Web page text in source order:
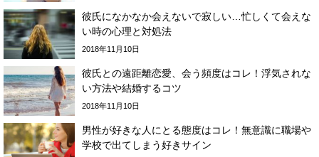
彼氏になかなか会えないで寂しい…忙しくて会えな
い時の心理と対処法
2018年11月10日
彼氏との遠距離恋愛、会う頻度はコレ！浮気されな
い方法や結婚するコツ
2018年11月10日
男性が好きな人にとる態度はコレ！無意識に職場や
学校で出てしまう好きサイン